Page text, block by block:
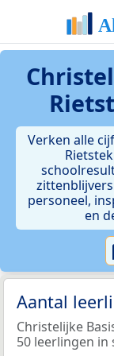
Verken alle
personeel,
en
Aantal
Christelijke
50 leerlingen in